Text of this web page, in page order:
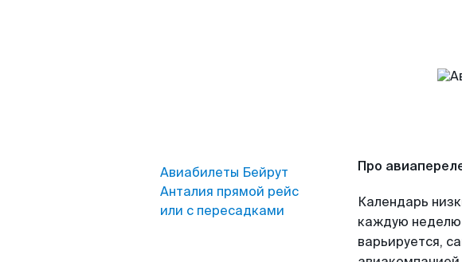
Авиабилеты Бейрут
Анталия прямой рейс
или с пересадками
Про
Календарь
каждую неделю
варьируется,